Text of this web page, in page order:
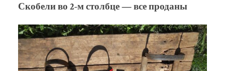
Скобели во 2-м столбце — все проданы